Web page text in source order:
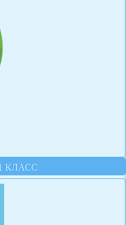
КЛАСС